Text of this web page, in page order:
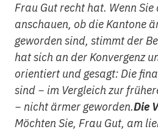
Frau Gut recht hat. Wenn
anschauen, ob die Kantone
geworden sind, stimmt der
hat sich an der Konvergenz
orientiert und gesagt: Die
sind − im Vergleich zur
− nicht ärmer geworden.Die
Möchten Sie, Frau Gut, am